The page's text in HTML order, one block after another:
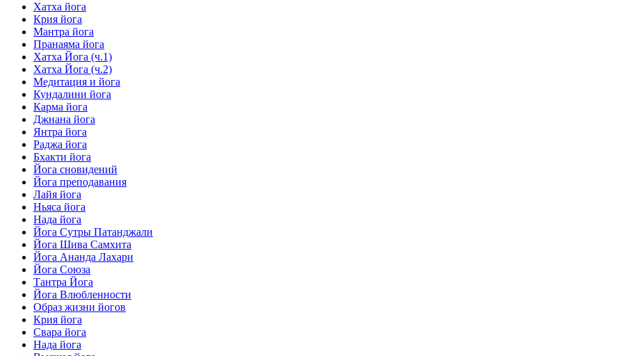
Хатха йога
Крия йога
Мантра йога
Пранаяма йога
Хатха Йога (ч.1)
Хатха Йога (ч.2)
Медитация и йога
Кундалини йога
Карма йога
Джнана йога
Янтра йога
Раджа йога
Бхакти йога
Йога сновидений
Йога преподавания
Лайя йога
Ньяса йога
Нада йога
Йога Сутры Патанджали
Йога Шива Самхита
Йога Ананда Лахари
Йога Союза
Тантра Йога
Йога Влюбленности
Образ жизни йогов
Крия йога
Свара йога
Нада йога